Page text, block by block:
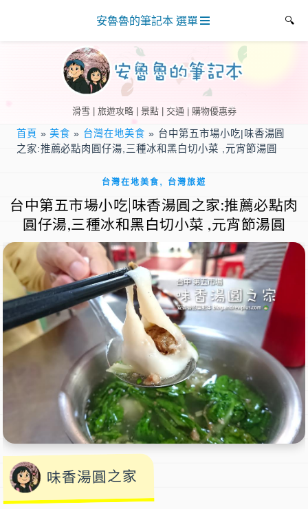
滑雪 | 旅遊攻略 | 景點 | 交通 | 購物優惠券
安魯魯的筆記本 選單
首頁 »美食 » 台灣在地美食 » 台中第五市場小吃|味香湯圓
之家:推薦必點肉圓仔湯,三種冰和黑白切小菜 ,元宵節湯圓
台灣在地美食 , 台灣旅遊
台中第五市場小吃|味香湯圓之家:推薦必點肉
圓仔湯,三種冰和黑白切小菜 ,元宵節湯圓
味香湯圓之家